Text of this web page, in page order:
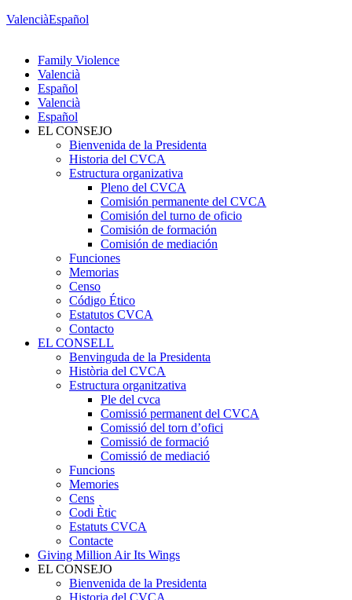
ValenciàEspañol
Family Violence
Valencià
Español
Valencià
Español
EL CONSEJO
Bienvenida de la Presidenta
Historia del CVCA
Estructura organizativa
Pleno del CVCA
Comisión permanente del CVCA
Comisión del turno de oficio
Comisión de formación
Comisión de mediación
Funciones
Memorias
Censo
Código Ético
Estatutos CVCA
Contacto
EL CONSELL
Benvinguda de la Presidenta
Història del CVCA
Estructura organitzativa
Ple del cvca
Comissió permanent del CVCA
Comissió del torn d’ofici
Comissió de formació
Comissió de mediació
Funcions
Memories
Cens
Codi Ètic
Estatuts CVCA
Contacte
Giving Million Air Its Wings
EL CONSEJO
Bienvenida de la Presidenta
Historia del CVCA